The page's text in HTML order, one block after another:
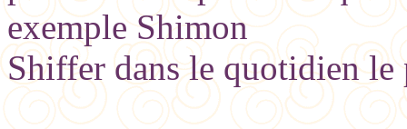
exemple Shimon
Shiffer dans le quotidien